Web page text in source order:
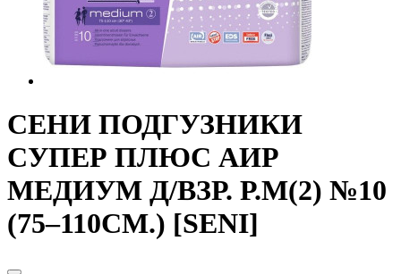
СЕНИ ПОДГУЗНИКИ
СУПЕР ПЛЮС АИР
МЕДИУМ Д/ВЗР. Р.М(2) №10
(75–110СМ.) [SENI]